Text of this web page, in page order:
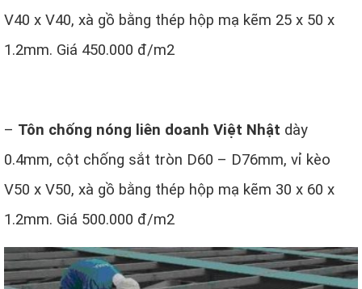
V40 x V40, xà gồ bằng thép hộp mạ kẽm 25 x 50 x
1.2mm. Giá 450.000 đ/m2
– Tôn chống nóng liên doanh Việt Nhật dày
0.4mm, cột chống sắt tròn D60 – D76mm, vỉ kèo
V50 x V50, xà gồ bằng thép hộp mạ kẽm 30 x 60 x
1.2mm. Giá 500.000 đ/m2